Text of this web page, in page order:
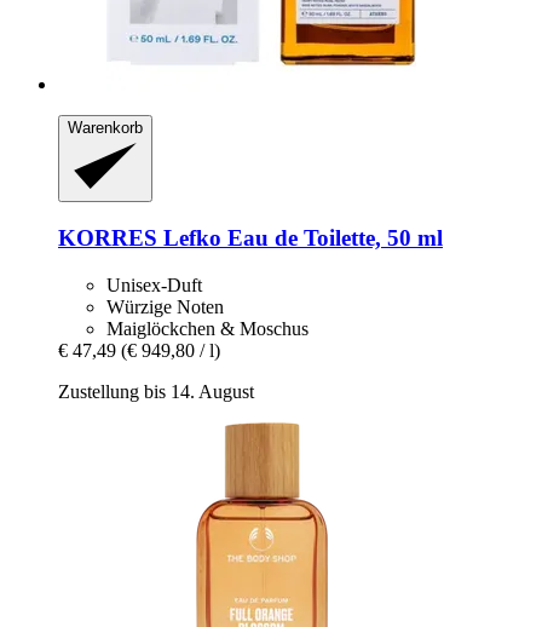
Warenkorb
KORRES Lefko Eau de Toilette, 50 ml
Unisex-Duft
Würzige Noten
Maiglöckchen & Moschus
€ 47,49 (€ 949,80 / l)
Zustellung bis 14. August